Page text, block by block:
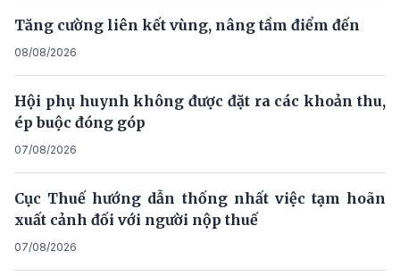
Tăng cường liên kết vùng, nâng tầm điểm đến
08/08/2026
Hội phụ huynh không được đặt ra các khoản thu,
ép buộc đóng góp
07/08/2026
Cục Thuế hướng dẫn thống nhất việc tạm hoãn
xuất cảnh đối với người nộp thuế
07/08/2026